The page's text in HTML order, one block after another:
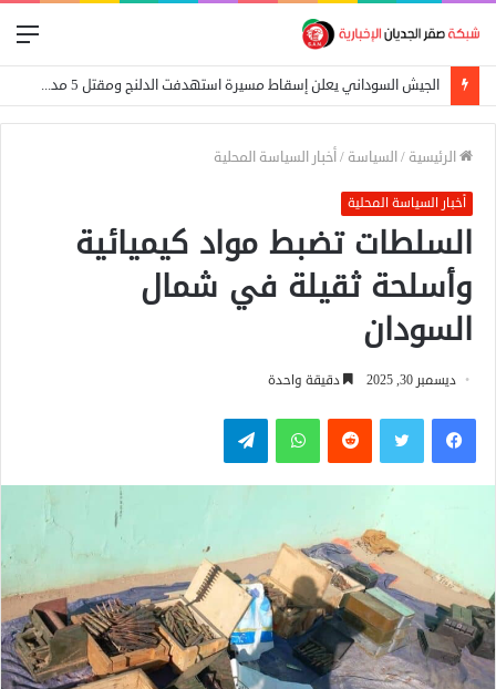
الجيش السوداني يعلن إسقاط مسيرة استهدفت الدلنج ومقتل 5 مدنيين في هجوم جنوبي الأبيض
الرئيسية /السياسة /أخبار السياسة المحلية
أخبار السياسة المحلية
السلطات تضبط مواد كيميائية
وأسلحة ثقيلة في شمال
السودان
ديسمبر 30, 2025 دقيقة واحدة
فيسبوكتويتر واتساب تيلقرام